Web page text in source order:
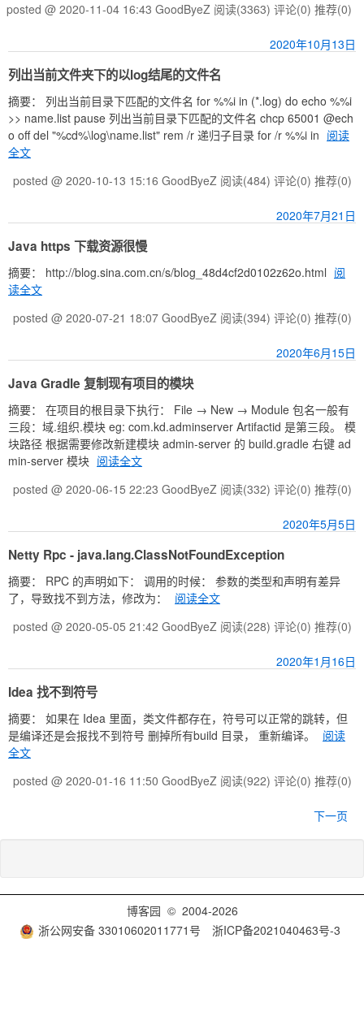
posted @ 2020-11-04 16:43 GoodByeZ 阅读(3363) 评论(0) 推荐(0)
2020年10月13日
列出当前文件夹下的以log结尾的文件名
摘要： 列出当前目录下匹配的文件名 for %%i in (*.log) do echo %%i
>> name.list pause 列出当前目录下匹配的文件名 chcp 65001 @ech
o off del "%cd%\log\name.list" rem /r 递归子目录 for /r %%i in 阅读
全文
posted @ 2020-10-13 15:16 GoodByeZ 阅读(484) 评论(0) 推荐(0)
2020年7月21日
Java https 下载资源很慢
摘要： http://blog.sina.com.cn/s/blog_48d4cf2d0102z62o.html 阅
读全文
posted @ 2020-07-21 18:07 GoodByeZ 阅读(394) 评论(0) 推荐(0)
2020年6月15日
Java Gradle 复制现有项目的模块
摘要： 在项目的根目录下执行： File → New → Module 包名一般有
三段：域.组织.模块 eg: com.kd.adminserver Artifactid 是第三段。 模
块路径 根据需要修改新建模块 admin-server 的 build.gradle 右键 ad
min-server 模块 阅读全文
posted @ 2020-06-15 22:23 GoodByeZ 阅读(332) 评论(0) 推荐(0)
2020年5月5日
Netty Rpc - java.lang.ClassNotFoundException
摘要： RPC 的声明如下： 调用的时候： 参数的类型和声明有差异
了，导致找不到方法，修改为：
阅读全文
posted @ 2020-05-05 21:42 GoodByeZ 阅读(228) 评论(0) 推荐(0)
2020年1月16日
Idea 找不到符号
摘要： 如果在 Idea 里面，类文件都存在，符号可以正常的跳转，但
是编译还是会报找不到符号 删掉所有build 目录， 重新编译。
阅读
全文
posted @ 2020-01-16 11:50 GoodByeZ 阅读(922) 评论(0) 推荐(0)
下一页
博客园 © 2004-2026
浙公网安备 33010602011771号
浙ICP备2021040463号-3